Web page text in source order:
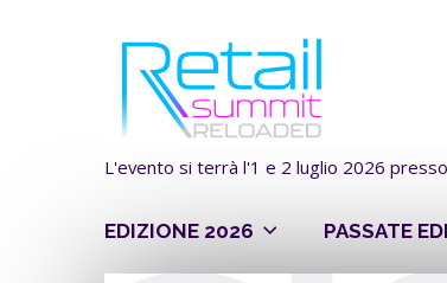
L'evento si terrà l'1 e 2 luglio 2026
EDIZIONE 2026 PASSATE